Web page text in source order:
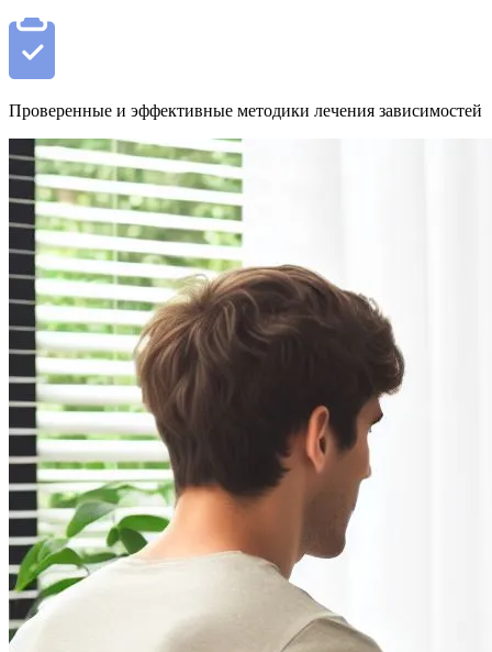
Проверенные и эффективные методики лечения зависимостей